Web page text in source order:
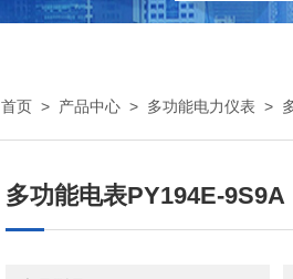
首页 > 产品中心 > 多功能电力仪表 >
多功能电表PY194E-9S9A